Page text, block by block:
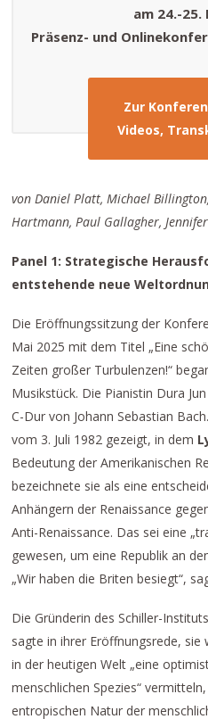
am 24.-25.
Präsenz- und
Zur
Videos,
von Daniel Platt, Michael
Hartmann, Paul Gallagher,
Panel 1: Strategische
entstehende neue
Die Eröffnungssitzung der
Mai 2025 mit dem Titel „Eine
Zeiten großer Turbulenzen!“
Musikstück. Die Pianistin Dura
C-Dur von Johann Sebastian
vom 3. Juli 1982 gezeigt, in dem
Bedeutung der Amerikanischen
bezeichnete sie als eine
Anhängern der Renaissance
Anti-Renaissance. Das sei eine
gewesen, um eine Republik an
„Wir haben die Briten besiegt“,
Die Gründerin des Schiller-
sagte in ihrer Eröffnungsrede,
in der heutigen Welt „eine
menschlichen Spezies“
entropischen Natur der